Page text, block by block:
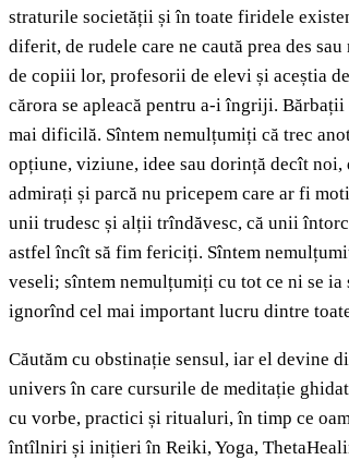
straturile societății și în toate firidele
diferit, de rudele care ne caută prea des
de copiii lor, profesorii de elevi și aceștia
cărora se apleacă pentru a-i îngriji.
mai dificilă. Sîntem nemulțumiți că trec
opțiune, viziune, idee sau dorință decît
admirați și parcă nu pricepem care ar fi
unii trudesc și alții trîndăvesc, că unii
astfel încît să fim fericiți. Sîntem
veseli; sîntem nemulțumiți cu tot ce ni se
ignorînd cel mai important lucru dintre
Căutăm cu obstinație sensul, iar el devine
univers în care cursurile de meditație
cu vorbe, practici și ritualuri, în timp ce
întîlniri și inițieri în Reiki, Yoga,